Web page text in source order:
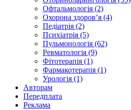
Офтальмологія (2)
Охорона здоров’я (4)
Педіатрія (2)
Психіатрія (5)
Пульмонологія (62)
Ревматологія (9)
Фітотерапія (1)
Фармакотерапія (1)
Урологія (1)
Авторам
Передплата
Реклама